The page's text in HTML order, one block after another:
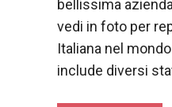
bellissima
vedi in foto per
Italiana nel
include diversi